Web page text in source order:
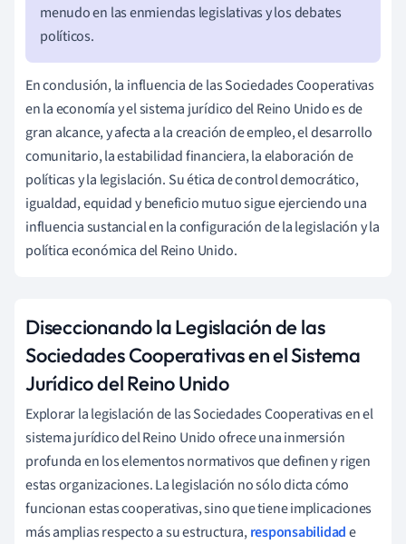
menudo en las enmiendas legislativas y los debates
políticos.
En conclusión, la influencia de las Sociedades Cooperativas
en la economía y el sistema jurídico del Reino Unido es de
gran alcance, y afecta a la creación de empleo, el desarrollo
comunitario, la estabilidad financiera, la elaboración de
políticas y la legislación. Su ética de control democrático,
igualdad, equidad y beneficio mutuo sigue ejerciendo una
influencia sustancial en la configuración de la legislación y la
política económica del Reino Unido.
Diseccionando la Legislación de las
Sociedades Cooperativas en el Sistema
Jurídico del Reino Unido
Explorar la legislación de las Sociedades Cooperativas en el
sistema jurídico del Reino Unido ofrece una inmersión
profunda en los elementos normativos que definen y rigen
estas organizaciones. La legislación no sólo dicta cómo
funcionan estas cooperativas, sino que tiene implicaciones
más amplias respecto a su estructura,responsabilidade